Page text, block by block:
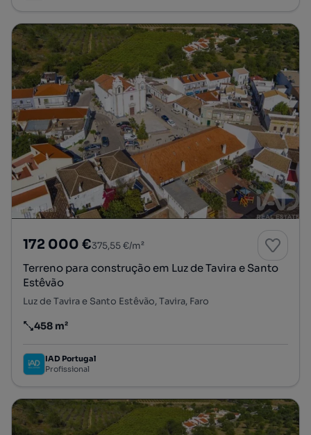
172 000 €375,55 €/m²
Terreno para construção em Luz de Tavira e Santo
Estêvão
Luz de Tavira e Santo Estêvão, Tavira, Faro
Preço por metro quadrado
458 m²
IAD Portugal
Profissional